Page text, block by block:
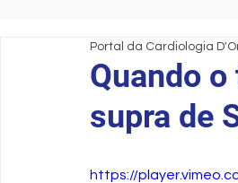
Quando
supra de
Portal da Cardiologia
https://